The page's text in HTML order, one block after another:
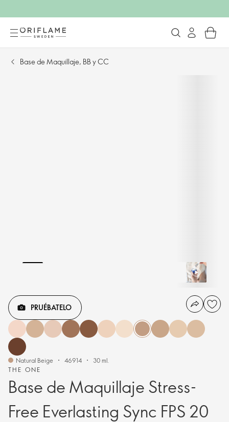
Base de Maquillaje, BB y CC
THE ONE
Base de Maquillaje Stress-
Free Everlasting Sync FPS 20
PRUÉBATELO
Natural Beige 46914 30 ml.